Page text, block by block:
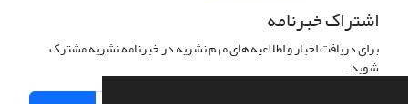
اشتراک خبرنامه
برای دریافت اخبار و اطلاعیه های مهم نشریه در خبرنامه نشریه مشترک
شوید.